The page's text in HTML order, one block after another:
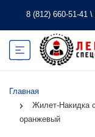
8 (812) 660-51-41 \
Главная
Жилет-Накидка
оранжевый